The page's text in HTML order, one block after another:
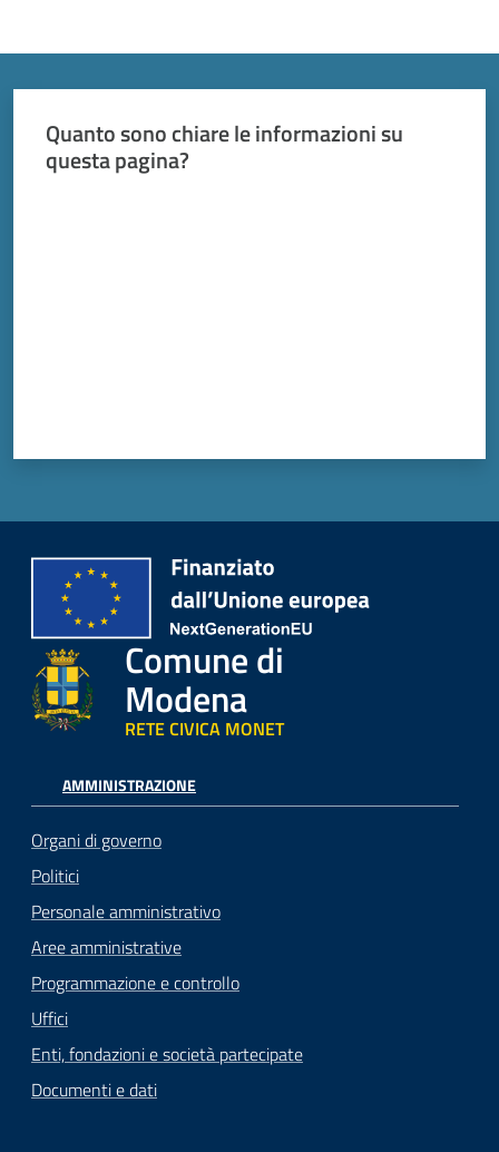
Quanto sono chiare le informazioni su
questa pagina?
Comune di
Modena
RETE CIVICA MONET
AMMINISTRAZIONE
Organi di governo
Politici
Personale amministrativo
Aree amministrative
Programmazione e controllo
Uffici
Enti, fondazioni e società partecipate
Documenti e dati